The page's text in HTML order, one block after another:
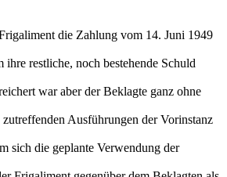
die Zahlung vom 14. Juni 1949
restliche, noch bestehende Schuld
war aber der Beklagte ganz ohne
Ausführungen der Vorinstanz
sich die geplante Verwendung der